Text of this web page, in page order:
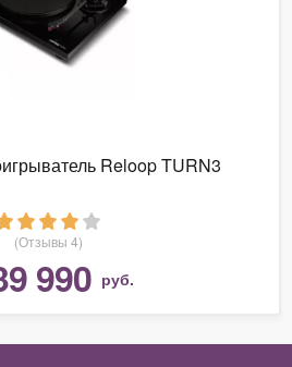
Reloop TURN3
(Отзывы 4)
990 руб.